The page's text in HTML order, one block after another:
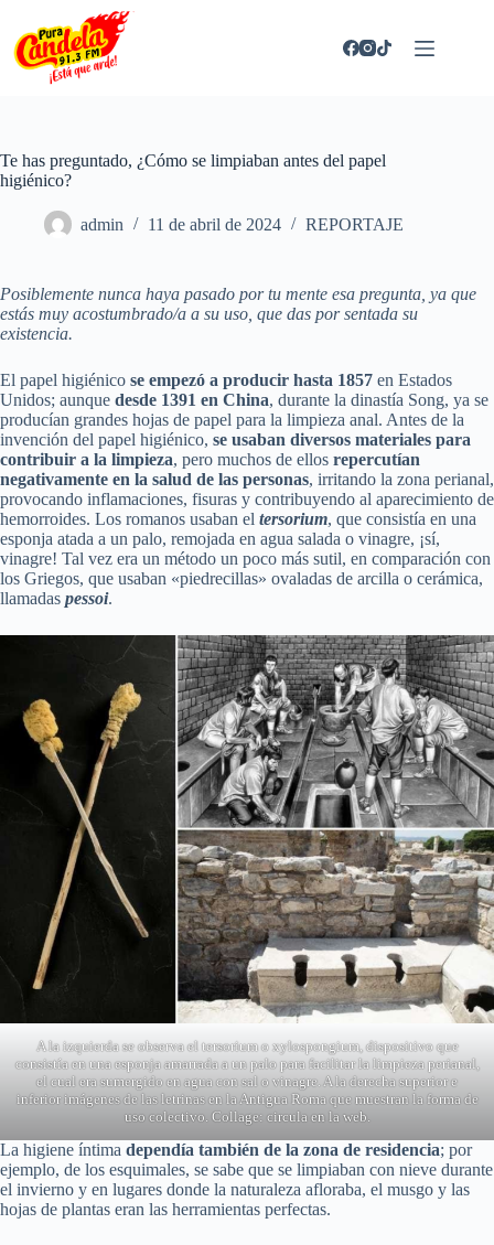
contenido
Te has preguntado, ¿Cómo se limpiaban antes del papel
higiénico?
admin 11 de abril de 2024 REPORTAJE
Posiblemente nunca haya pasado por tu mente esa pregunta, ya que
estás muy acostumbrado/a a su uso, que das por sentada su
existencia.
El papel higiénico se empezó a producir hasta 1857 en Estados
Unidos; aunque desde 1391 en China, durante la dinastía Song, ya se
producían grandes hojas de papel para la limpieza anal. Antes de la
invención del papel higiénico, se usaban diversos materiales para
contribuir a la limpieza, pero muchos de ellos repercutían
negativamente en la salud de las personas, irritando la zona perianal,
provocando inflamaciones, fisuras y contribuyendo al aparecimiento de
hemorroides. Los romanos usaban el tersorium, que consistía en una
esponja atada a un palo, remojada en agua salada o vinagre, ¡sí,
vinagre! Tal vez era un método un poco más sutil, en comparación con
los Griegos, que usaban «piedrecillas» ovaladas de arcilla o cerámica,
llamadas pessoi.
A la izquierda se observa el tersorium o xylospongium, dispositivo que
consistía en una esponja amarrada a un palo para facilitar la limpieza perianal,
el cual era sumergido en agua con sal o vinagre. A la derecha superior e
inferior imágenes de las letrinas en la Antigua Roma que muestran la forma de
uso colectivo. Collage: circula en la web.
La higiene íntima dependía también de la zona de residencia; por
ejemplo, de los esquimales, se sabe que se limpiaban con nieve durante
el invierno y en lugares donde la naturaleza afloraba, el musgo y las
hojas de plantas eran las herramientas perfectas.